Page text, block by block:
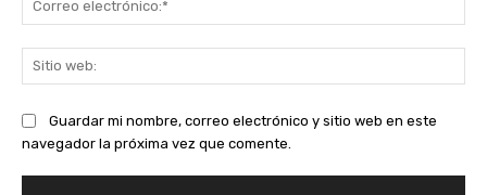
Guardar mi nombre, correo electrónico y sitio web en este
navegador la próxima vez que comente.